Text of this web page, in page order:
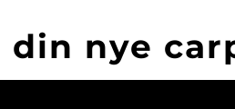
din nye